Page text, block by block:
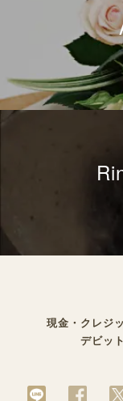
現金・クレジ
デビッ